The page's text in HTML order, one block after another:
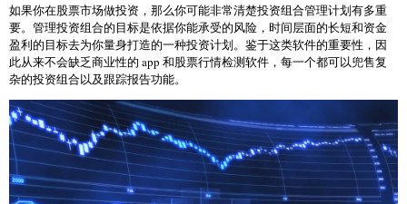
如果你在股票市场做投资，那么你可能非常清楚投资组合管理计划有多重
要。管理投资组合的目标是依据你能承受的风险，时间层面的长短和资金
盈利的目标去为你量身打造的一种投资计划。鉴于这类软件的重要性，因
此从来不会缺乏商业性的 app 和股票行情检测软件，每一个都可以兜售复
杂的投资组合以及跟踪报告功能。